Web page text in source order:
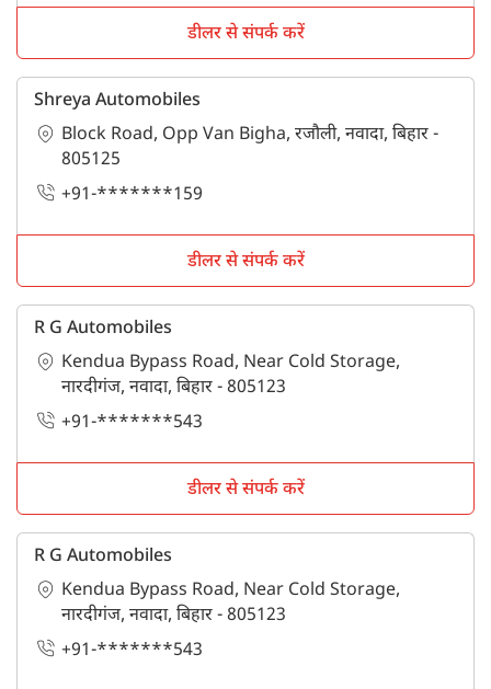
डीलर से संपर्क करें
Shreya Automobiles
Block Road, Opp Van Bigha, रजौली, नवादा, बिहार -
805125
+91-*******159
डीलर से संपर्क करें
R G Automobiles
Kendua Bypass Road, Near Cold Storage,
नारदीगंज, नवादा, बिहार - 805123
+91-*******543
डीलर से संपर्क करें
R G Automobiles
Kendua Bypass Road, Near Cold Storage,
नारदीगंज, नवादा, बिहार - 805123
+91-*******543